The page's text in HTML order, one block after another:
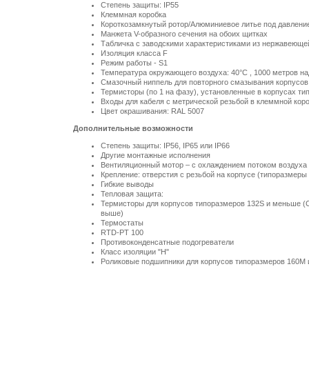
Степень защиты: IP55
Клеммная коробка
Короткозамкнутый ротор/Алюминиевое литье под
Манжета V-образного сечения на обоих щитках
Табличка с заводскими характеристиками из
Изоляция класса F
Режим работы - S1
Температура окружающего воздуха: 40°C 1000 метров
Смазочный ниппель для повторного смазывания
Термисторы (по 1 на фазу), установленные в корпусах
Входы для кабеля с метрической резьбой в клеммной
Цвет окрашивания: RAL 5007
Дополнительные возможности
Степень защиты: IP56, IP65 или IP66
Другие монтажные исполнения
Вентиляционный мотор – с охлаждением потоком
Крепление: отверстия с резьбой на корпусе
Гибкие выводы
Тепловая защита:
Термисторы для корпусов типоразмеров 132S и меньше
выше)
Термостаты
RTD-PT 100
Противоконденсатные подогреватели
Класс изоляции "Н"
Роликовые подшипники для корпусов типоразмеров 160M